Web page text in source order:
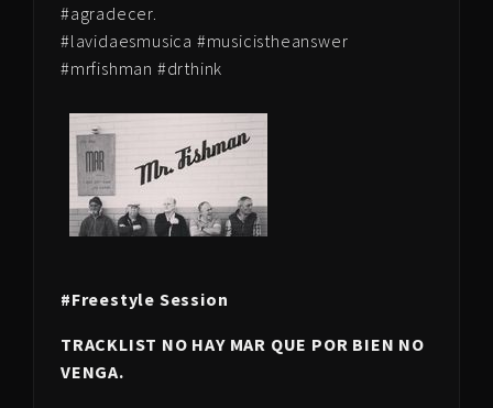
#agradecer.
#lavidaesmusica #musicistheanswer
#mrfishman #drthink
#Freestyle Session
TRACKLIST NO HAY MAR QUE POR BIEN NO
VENGA.